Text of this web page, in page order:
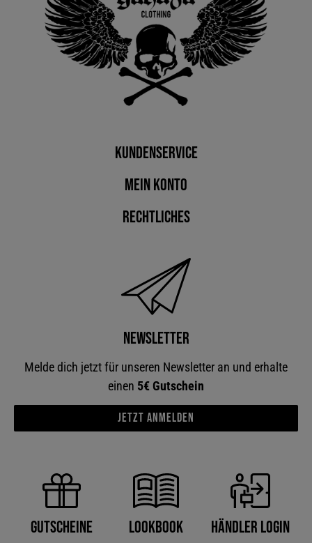
Kundenservice
Mein Konto
Rechtliches
Newsletter
Melde dich jetzt für unseren Newsletter an und erhalte
einen 5€ Gutschein
Jetzt anmelden
Gutscheine Lookbook Händler Login